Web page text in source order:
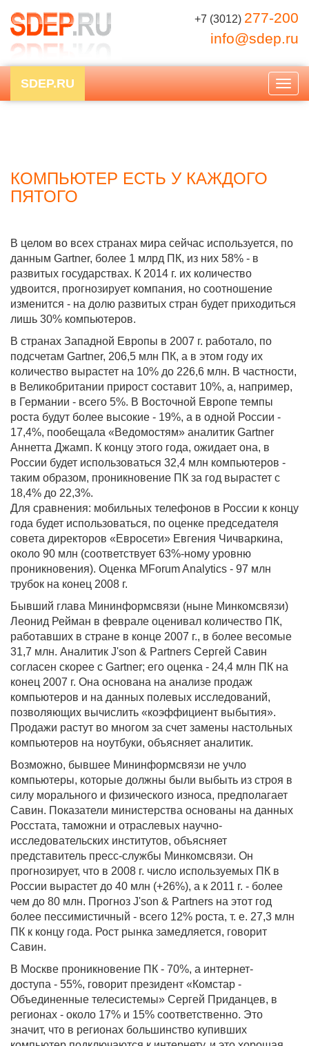
+7 (3012) 277-200
info@sdep.ru
SDEP.RU
КОМПЬЮТЕР ЕСТЬ У КАЖДОГО
ПЯТОГО
В целом во всех странах мира сейчас используется, по
данным Gartner, более 1 млрд ПК, из них 58% - в
развитых государствах. К 2014 г. их количество
удвоится, прогнозирует компания, но соотношение
изменится - на долю развитых стран будет приходиться
лишь 30% компьютеров.
В странах Западной Европы в 2007 г. работало, по
подсчетам Gartner, 206,5 млн ПК, а в этом году их
количество вырастет на 10% до 226,6 млн. В частности,
в Великобритании прирост составит 10%, а, например,
в Германии - всего 5%. В Восточной Европе темпы
роста будут более высокие - 19%, а в одной России -
17,4%, пообещала «Ведомостям» аналитик Gartner
Аннетта Джамп. К концу этого года, ожидает она, в
России будет использоваться 32,4 млн компьютеров -
таким образом, проникновение ПК за год вырастет с
18,4% до 22,3%.
Для сравнения: мобильных телефонов в России к концу
года будет использоваться, по оценке председателя
совета директоров «Евросети» Евгения Чичваркина,
около 90 млн (соответствует 63%-ному уровню
проникновения). Оценка MForum Analytics - 97 млн
трубок на конец 2008 г.
Бывший глава Мининформсвязи (ныне Минкомсвязи)
Леонид Рейман в феврале оценивал количество ПК,
работавших в стране в конце 2007 г., в более весомые
31,7 млн. Аналитик J'son & Partners Сергей Савин
согласен скорее с Gartner; его оценка - 24,4 млн ПК на
конец 2007 г. Она основана на анализе продаж
компьютеров и на данных полевых исследований,
позволяющих вычислить «коэффициент выбытия».
Продажи растут во многом за счет замены настольных
компьютеров на ноутбуки, объясняет аналитик.
Возможно, бывшее Мининформсвязи не учло
компьютеры, которые должны были выбыть из строя в
силу морального и физического износа, предполагает
Савин. Показатели министерства основаны на данных
Росстата, таможни и отраслевых научно-
исследовательских институтов, объясняет
представитель пресс-службы Минкомсвязи. Он
прогнозирует, что в 2008 г. число используемых ПК в
России вырастет до 40 млн (+26%), а к 2011 г. - более
чем до 80 млн. Прогноз J'son & Partners на этот год
более пессимистичный - всего 12% роста, т. е. 27,3 млн
ПК к концу года. Рост рынка замедляется, говорит
Савин.
В Москве проникновение ПК - 70%, а интернет-
доступа - 55%, говорит президент «Комстар -
Объединенные телесистемы» Сергей Приданцев, в
регионах - около 17% и 15% соответственно. Это
значит, что в регионах большинство купивших